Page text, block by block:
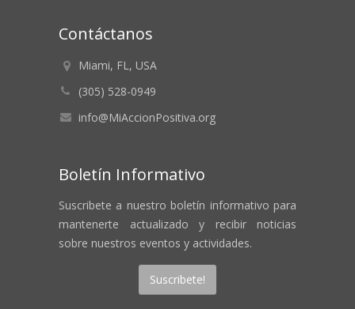
Contáctanos
Miami, FL, USA
(305) 528-0949
info@MiAccionPositiva.org
Boletín Informativo
Suscribete a nuestro boletín informativo para
mantenerte actualizado y recibir noticias
sobre nuestros eventos y actividades.
Suscribete!